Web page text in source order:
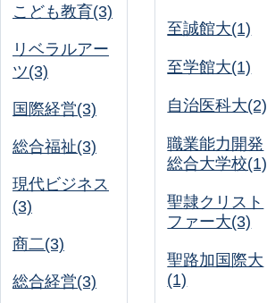
こども教育(3)
リベラルアー
ツ(3)
国際経営(3)
総合福祉(3)
現代ビジネス
(3)
商二(3)
総合経営(3)
至誠館大(1)
至学館大(1)
自治医科大(2)
職業能力開発
総合大学校(1)
聖隷クリスト
ファー大(3)
聖路加国際大
(1)